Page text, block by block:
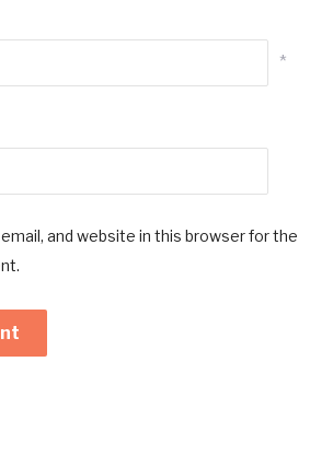
*
and website in this browser for the